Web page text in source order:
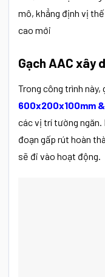
mô, khẳng định vị
cao mới
Gạch AAC xây
Trong công trình
600x200x100mm &
các vị trí tường ngăn.
đoạn gấp rút hoàn
sẽ đi vào hoạt động.